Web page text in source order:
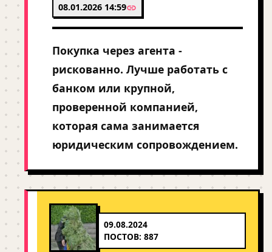
08.01.2026 14:59
Покупка через агента -
рискованно. Лучше работать с
банком или крупной,
проверенной компанией,
которая сама занимается
юридическим сопровождением.
09.08.2024
ПОСТОВ: 887